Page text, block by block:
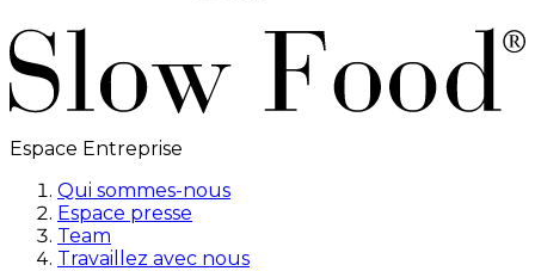
Espace Entreprise
Qui sommes-nous
Espace presse
Team
Travaillez avec nous